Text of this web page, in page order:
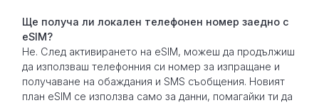
Ще получа ли локален телефонен номер заедно с
eSIM?
Не. След активирането на eSIM, можеш да продължиш
да използваш телефонния си номер за изпращане и
получаване на обаждания и SMS съобщения. Новият
план eSIM се използва само за данни, помагайки ти да